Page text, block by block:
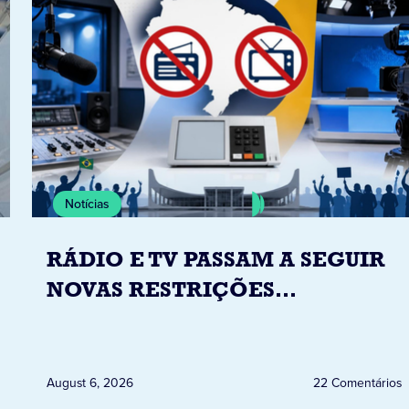
Notícias
RÁDIO E TV PASSAM A SEGUIR
NOVAS RESTRIÇÕES
August 6, 2026 22 Comentários